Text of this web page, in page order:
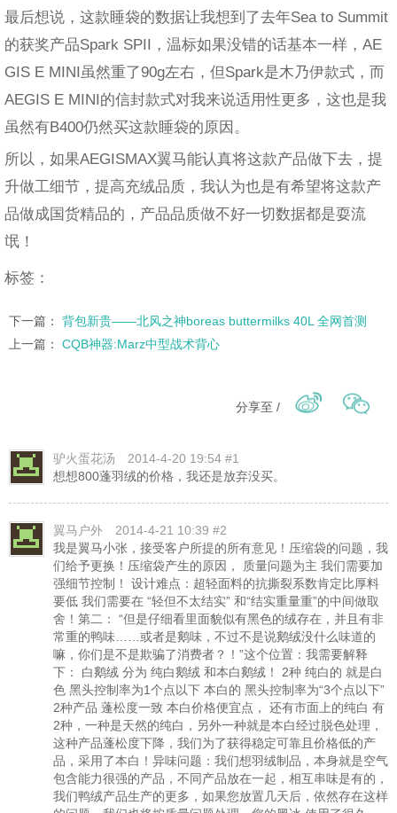
最后想说，这款睡袋的数据让我想到了去年Sea to Summit
的获奖产品Spark SPII，温标如果没错的话基本一样，AE
GIS E MINI虽然重了90g左右，但Spark是木乃伊款式，而
AEGIS E MINI的信封款式对我来说适用性更多，这也是我
虽然有B400仍然买这款睡袋的原因。
所以，如果AEGISMAX翼马能认真将这款产品做下去，提
升做工细节，提高充绒品质，我认为也是有希望将这款产
品做成国货精品的，产品品质做不好一切数据都是耍流
氓！
标签：
下一篇： 背包新贵——北风之神boreas buttermilks 40L 全网首测
上一篇： CQB神器:Marz中型战术背心
分享至 /
驴火蛋花汤
2014-4-20 19:54 #1
想想800蓬羽绒的价格，我还是放弃没买。
翼马户外
2014-4-21 10:39 #2
我是翼马小张，接受客户所提的所有意见！压缩袋的问题，我
们给予更换！压缩袋产生的原因， 质量问题为主 我们需要加
强细节控制！ 设计难点：超轻面料的抗撕裂系数肯定比厚料
要低 我们需要在 “轻但不太结实” 和“结实重量重”的中间做取
舍！第二： “但是仔细看里面貌似有黑色的绒存在，并且有非
常重的鸭味……或者是鹅味，不过不是说鹅绒没什么味道的
嘛，你们是不是欺骗了消费者？！”这个位置：我需要解释
下： 白鹅绒 分为 纯白鹅绒 和本白鹅绒！ 2种 纯白的 就是白
色 黑头控制率为1个点以下 本白的 黑头控制率为“3个点以下”
2种产品 蓬松度一致 本白价格便宜点， 还有市面上的纯白 有
2种，一种是天然的纯白，另外一种就是本白经过脱色处理，
这种产品蓬松度下降，我们为了获得稳定可靠且价格低的产
品，采用了本白！异味问题：我们想羽绒制品，本身就是空气
包含能力很强的产品，不同产品放在一起，相互串味是有的，
我们鸭绒产品生产的更多，如果您放置几天后，依然存在这样